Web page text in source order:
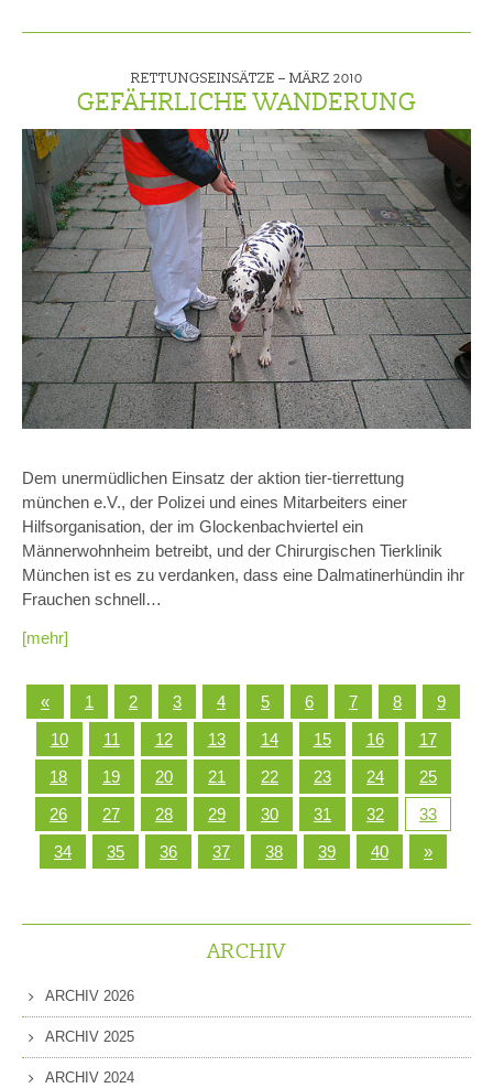
RETTUNGSEINSÄTZE – MÄRZ 2010
GEFÄHRLICHE WANDERUNG
Dem unermüdlichen Einsatz der aktion tier-tierrettung
münchen e.V., der Polizei und eines Mitarbeiters einer
Hilfsorganisation, der im Glockenbachviertel ein
Männerwohnheim betreibt, und der Chirurgischen Tierklinik
München ist es zu verdanken, dass eine Dalmatinerhündin ihr
Frauchen schnell…
[mehr]
« 1 2 3 4 5 6 7 8
9
10
11 12 13 14 15 16
17
18
19 20 21 22 23 24
25
26
27 28 29 30 31 32
33
34
35 36 37 38 39 40 »
ARCHIV
ARCHIV 2026
ARCHIV 2025
ARCHIV 2024